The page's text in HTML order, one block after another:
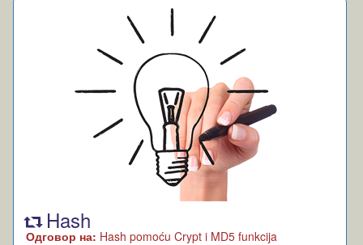
Hash
Одговор на: Hash pomoću Crypt i MD5 funkcija